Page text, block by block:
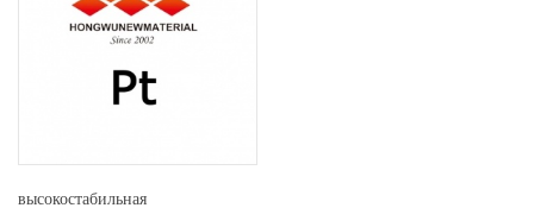
высокостабильная